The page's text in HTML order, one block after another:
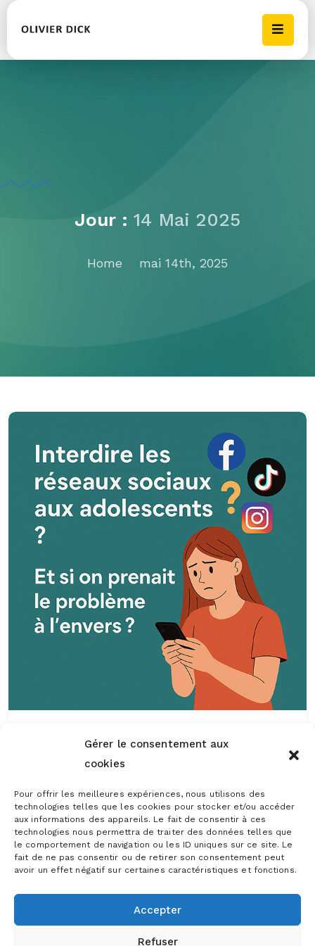
Gérer le consentement aux
cookies
Pour offrir les meilleures expériences, nous utilisons des
technologies telles que les cookies pour stocker et/ou accéder
aux informations des appareils. Le fait de consentir à ces
technologies nous permettra de traiter des données telles que
le comportement de navigation ou les ID uniques sur ce site. Le
fait de ne pas consentir ou de retirer son consentement peut
avoir un effet négatif sur certaines caractéristiques et fonctions.
Accepter
Refuser
Jour :14 Mai 2025
Home mai 14th, 2025
Olivier Dick Uncategorized
Interdire les réseaux
sociaux aux ados ? Et si
on inversait le problème
?
? Et si on inversait le problème ? En
mars 2025, Jacqueline Galant, députée